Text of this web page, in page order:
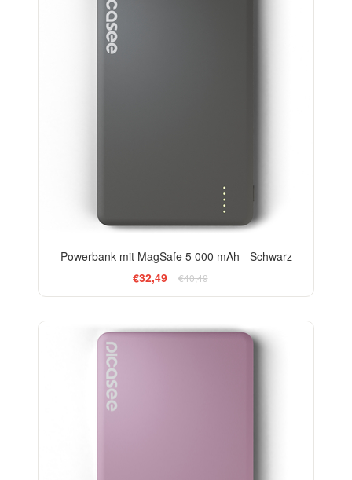
Powerbank mit MagSafe 5 000 mAh - Schwarz
€32,49
€40,49